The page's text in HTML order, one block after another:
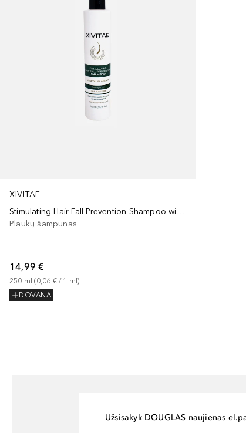
XIVITAE
Stimulating Hair Fall Prevention Shampoo with Vegetal Placenta
Plaukų šampūnas
14,99 €
250 ml (0,06 € / 1 ml)
DOVANA
Užsisakyk DOUGLAS naujienas